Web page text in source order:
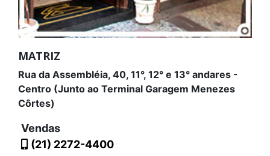
MATRIZ
Rua da Assembléia, 40, 11°, 12° e 13° andares -
Centro (Junto ao Terminal Garagem Menezes
Côrtes)
Vendas
(21) 2272-4400